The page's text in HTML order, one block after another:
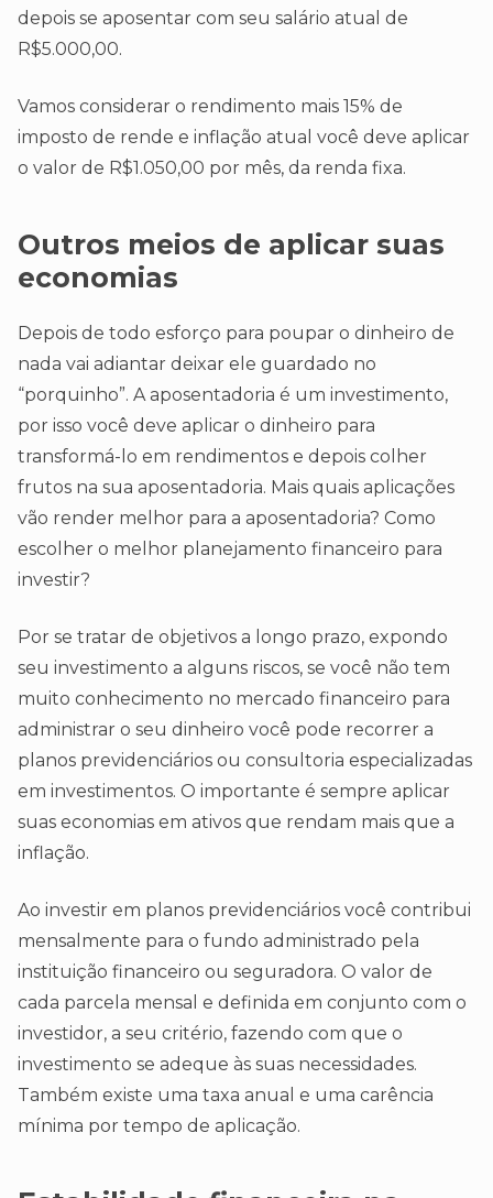
depois se aposentar com seu salário atual de
R$5.000,00.
Vamos considerar o rendimento mais 15% de
imposto de rende e inflação atual você deve aplicar
o valor de R$1.050,00 por mês, da renda fixa.
Outros meios de aplicar suas
economias
Depois de todo esforço para poupar o dinheiro de
nada vai adiantar deixar ele guardado no
“porquinho”. A aposentadoria é um investimento,
por isso você deve aplicar o dinheiro para
transformá-lo em rendimentos e depois colher
frutos na sua aposentadoria. Mais quais aplicações
vão render melhor para a aposentadoria? Como
escolher o melhor planejamento financeiro para
investir?
Por se tratar de objetivos a longo prazo, expondo
seu investimento a alguns riscos, se você não tem
muito conhecimento no mercado financeiro para
administrar o seu dinheiro você pode recorrer a
planos previdenciários ou consultoria especializadas
em investimentos. O importante é sempre aplicar
suas economias em ativos que rendam mais que a
inflação.
Ao investir em planos previdenciários você contribui
mensalmente para o fundo administrado pela
instituição financeiro ou seguradora. O valor de
cada parcela mensal e definida em conjunto com o
investidor, a seu critério, fazendo com que o
investimento se adeque às suas necessidades.
Também existe uma taxa anual e uma carência
mínima por tempo de aplicação.